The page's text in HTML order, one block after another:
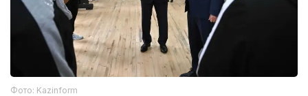
Фото: Kazinform